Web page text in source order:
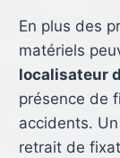
En plus des
matériels
localisateur
présence de
accidents. Un
retrait de